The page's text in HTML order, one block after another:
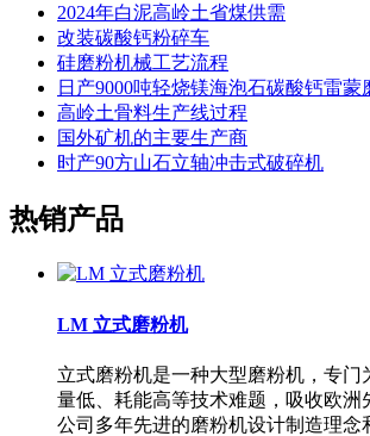
2024年白泥高岭土省煤供需
改装碳酸钙粉碎车
硅磨粉机械工艺流程
日产9000吨轻烧镁海泡石碳酸钙雷蒙
高岭土骨料生产线过程
国外矿机的主要生产商
时产90方山石立轴冲击式破碎机
热销产品
LM 立式磨粉机
立式磨粉机是一种大型磨粉机，专门
量低、耗能高等技术难题，吸收欧洲
公司多年先进的磨粉机设计制造理念